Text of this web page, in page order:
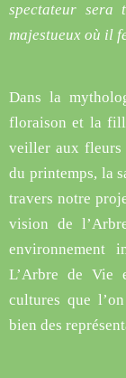
spectateur sera
majestueux où il
Dans la
floraison et la
veiller aux
du printemps, la
travers notre
vision de
environnement
L’Arbre de Vie
cultures que
bien des